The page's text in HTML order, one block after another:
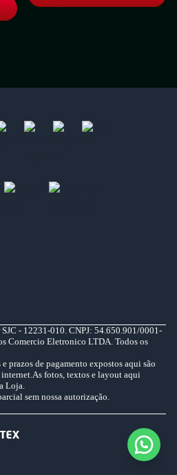
- 12231-010. CNPJ: 54.650.901/0001-
Comercio Eletronico LTDA. Todos os
prazos de pagamento expostos aqui são
fotos, textos e layout aqui
Loja.
sem nossa autorização.